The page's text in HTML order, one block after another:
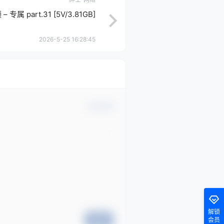
– 专属 part.31 [5V/3.81GB]
2026-5-25 16:28:45
解锁
会员